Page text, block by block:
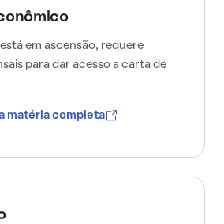
em ascensão, requere
para dar acesso a carta de
matéria completa